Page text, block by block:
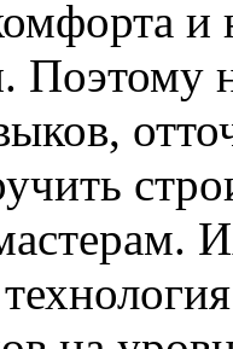
Поэтому